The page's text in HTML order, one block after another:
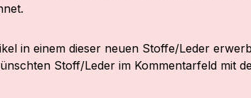
in einem dieser neuen Stoffe/Leder
Stoff/Leder im Kommentarfeld mit